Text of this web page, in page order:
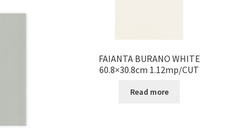
FAIANTA BURANO WHITE
60.8×30.8cm 1.12mp/CUT
Read more